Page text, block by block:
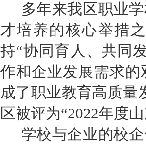
多年来我区职业
才培养的核心举措
持“协同育人、共同
作和企业发展需求
成了职业教育高质量
区被评为“2022年度
学校与企业的校